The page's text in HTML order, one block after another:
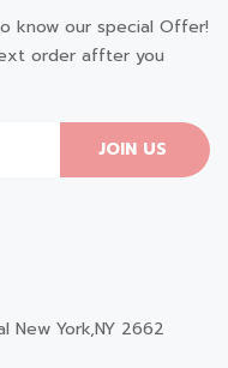
know our special Offer!
order affter you
JOIN US
New York,NY 2662